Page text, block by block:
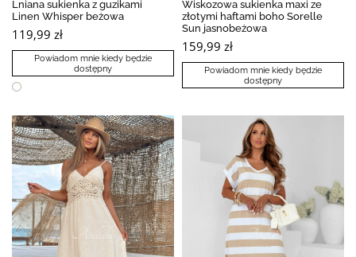
Lniana sukienka z guzikami
Linen Whisper beżowa
119,99 zł
Powiadom mnie kiedy będzie
dostępny
Wiskozowa sukienka maxi ze
złotymi haftami boho Sorelle
Sun jasnobeżowa
159,99 zł
Powiadom mnie kiedy będzie
dostępny